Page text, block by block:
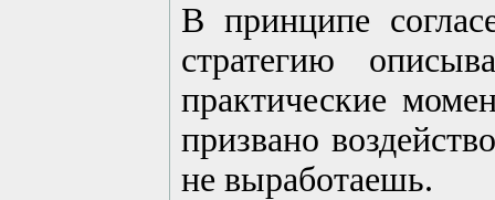
В принципе
стратегию
практические
призвано
не выработаешь.